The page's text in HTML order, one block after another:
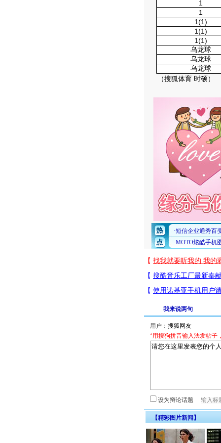
1
1
1(1)
1(1)
1(1)
乌龙球
乌龙球
乌龙球
（搜狐体育 时硕）
我来说两句
用户：
*用搜狗拼音输入法发帖子
设为辩论话题
【精彩图片新闻】